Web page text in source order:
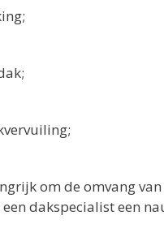
om de omvang
dakspecialist een